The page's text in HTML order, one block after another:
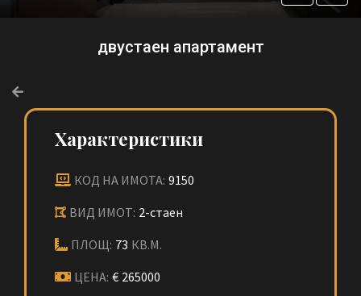
двустаен апартамент
Характеристики
КОД НА ИМОТА: 9150
ВИД ИМОТ: 2-стаен
ПЛОЩ: 73 КВ.М.
ЦЕНА: € 265000